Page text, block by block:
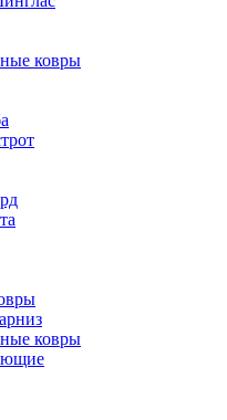
ковры
ковры